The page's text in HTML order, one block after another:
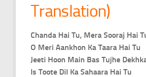
Translation)
Chanda Hai Tu, Mera Sooraj Hai
O Meri Aankhon Ka Taara Hai Tu
Jeeti Hoon Main Bas Tujhe
Is Toote Dil Ka Sahaara Hai Tu